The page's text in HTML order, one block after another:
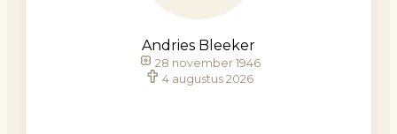
Andries Bleeker
28 november 1946
4 augustus 2026